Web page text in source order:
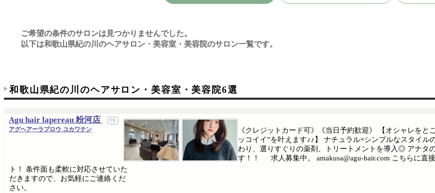
ご希望の条件のサロンは見つかりませんでした。
以下は和歌山県紀の川のヘアサロン・美容室・美容院のサロン一覧です。
和歌山県紀の川のヘアサロン・美容室・美容院6選
Agu hair lapereau 粉河店
アグヘアーラプロウ コカワテン
《クレジットカード可》《当日予約歓迎》 【オシャレを
ッコイイ”を叶えます♪♪】 ナチュラル×シンプルなスタイ
わり、選りすぐりの薬剤、トリートメントを導入◎ アナタ
す！！ 求人募集中。 amakusa@agu-hair.com こちらに直
ト！ 条件面も柔軟に対応させていた
だきますので、お気軽にご連絡くだ
さい。